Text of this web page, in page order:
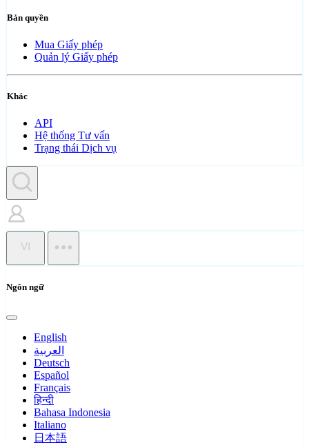
Bản quyền
Mua Giấy phép
Quản lý Giấy phép
Khác
API
Hệ thống Tư vấn
Trạng thái Dịch vụ
VI
Ngôn ngữ
English
العربية
Deutsch
Español
Français
हिन्दी
Bahasa Indonesia
Italiano
日本語